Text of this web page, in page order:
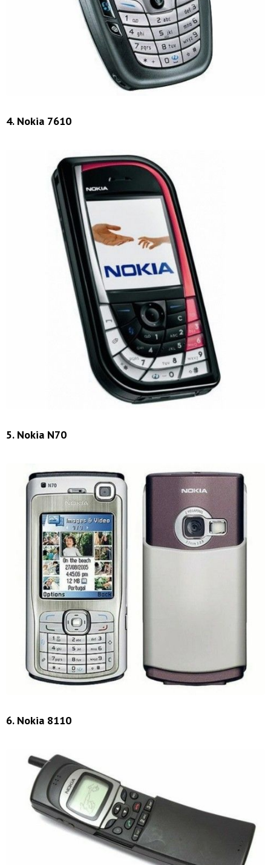
4. Nokia 7610
5. Nokia N70
6. Nokia 8110